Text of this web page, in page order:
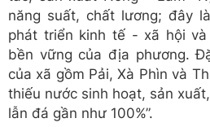
năng suất, chất lương; đây
phát triển kinh tế - xã hội
bền vững của địa phương.
của xã gồm Pải, Xà Phìn và
thiếu nước sinh hoạt, sản
lẫn đá gần như 100%”.